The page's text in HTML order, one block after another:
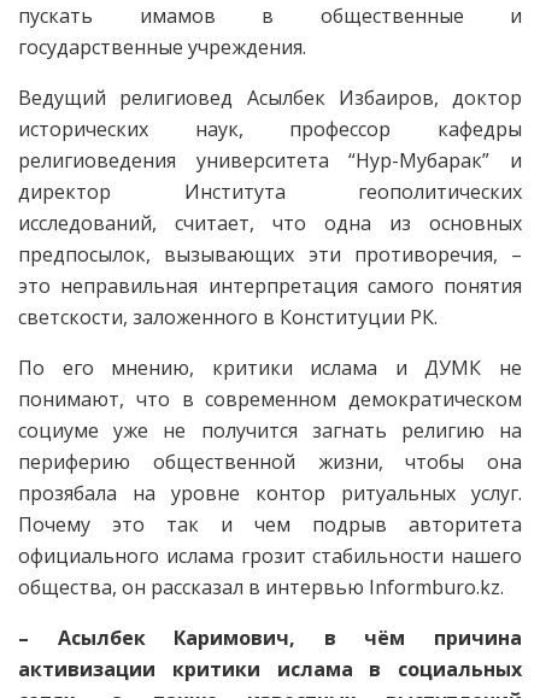
пускать имамов в общественные и
государственные учреждения.
Ведущий религиовед Асылбек Избаиров, доктор
исторических наук, профессор кафедры
религиоведения университета “Нур-Мубарак” и
директор Института геополитических
исследований, считает, что одна из основных
предпосылок, вызывающих эти противоречия, –
это неправильная интерпретация самого понятия
светскости, заложенного в Конституции РК.
По его мнению, критики ислама и ДУМК не
понимают, что в современном демократическом
социуме уже не получится загнать религию на
периферию общественной жизни, чтобы она
прозябала на уровне контор ритуальных услуг.
Почему это так и чем подрыв авторитета
официального ислама грозит стабильности нашего
общества, он рассказал в интервью Informburo.kz.
– Асылбек Каримович, в чём причина
активизации критики ислама в социальных